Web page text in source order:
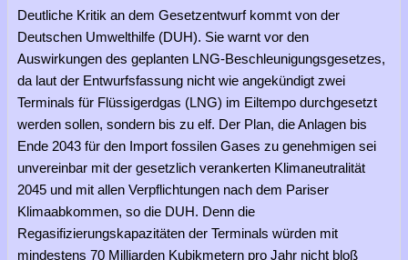
Deutliche Kritik an dem Gesetzentwurf kommt von der
Deutschen Umwelthilfe (DUH). Sie warnt vor den
Auswirkungen des geplanten LNG-Beschleunigungsgesetzes,
da laut der Entwurfsfassung nicht wie angekündigt zwei
Terminals für Flüssigerdgas (LNG) im Eiltempo durchgesetzt
werden sollen, sondern bis zu elf. Der Plan, die Anlagen bis
Ende 2043 für den Import fossilen Gases zu genehmigen sei
unvereinbar mit der gesetzlich verankerten Klimaneutralität
2045 und mit allen Verpflichtungen nach dem Pariser
Klimaabkommen, so die DUH. Denn die
Regasifizierungskapazitäten der Terminals würden mit
mindestens 70 Milliarden Kubikmetern pro Jahr nicht bloß